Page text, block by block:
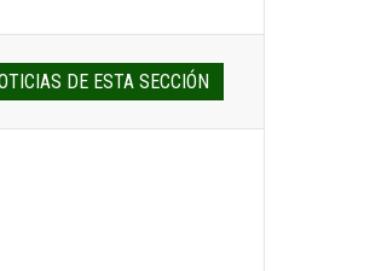
DE ESTA SECCIÓN